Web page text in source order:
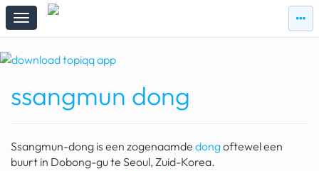
zie
topiqqs
zie
#vandaag
Topiqqs Reacties
ark van noach
ssangmun dong
Ssangmun-dong is een zogenaamde dongoftewel een
buurt in Dobong-gu te Seoul, Zuid-Korea.